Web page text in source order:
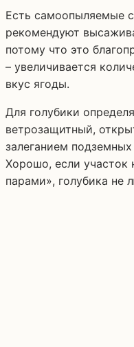
Есть самоопыляемые
рекомендуют
потому что это
– увеличивается
вкус ягоды.
Для голубики
ветрозащитный,
залеганием
Хорошо, если участок
парами», голубика не